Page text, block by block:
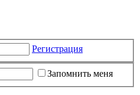
Регистрация
Запомнить меня